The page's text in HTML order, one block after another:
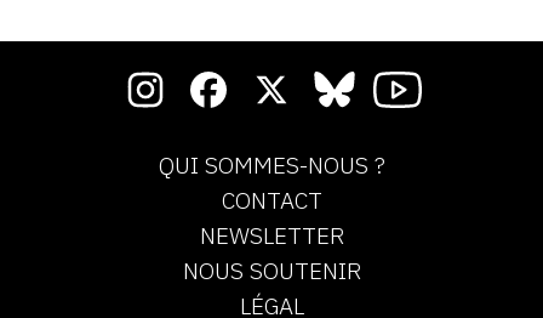
QUI SOMMES-NOUS ?
CONTACT
NEWSLETTER
NOUS SOUTENIR
LÉGAL